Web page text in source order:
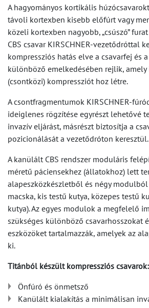
A hagyományos kortikális
távoli kortexben kisebb előfúrt vagy
közeli kortexben nagyobb, „csúszó”
CBS csavar KIRSCHNER-vezetődróttal
kompressziós hatás elve a csavarfej és
különböző emelkedésében rejlik, amely
(csontközi) kompressziót hoz létre.
A csontfragmentumok KIRSCHNER-
ideiglenes rögzítése egyrészt lehetővé
invazív eljárást, másrészt biztosítja a
pozicionálását a vezetődróton keresztül.
A kanülált CBS rendszer moduláris
méretű páciensekhez (állatokhoz) lett
alapeszközkészletből és négy
macska, kis testű kutya, közepes testű
kutya). Az egyes modulok a megfelelő
szükséges különböző csavarhosszokat
eszközöket tartalmazzák, amelyek az
ki.
Titánból készült kompressziós csavarok:
Önfúró és önmetsző
Kanülált kialakítás a minimálisan